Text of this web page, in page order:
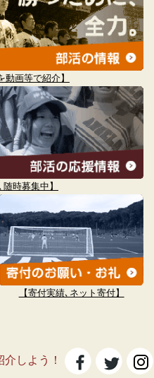
動画等で紹介】
随時募集中】
【寄付実績､ネット寄付】
介しよう！